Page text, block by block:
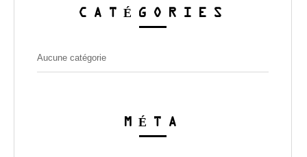
CATÉGORIES
Aucune catégorie
MÉTA